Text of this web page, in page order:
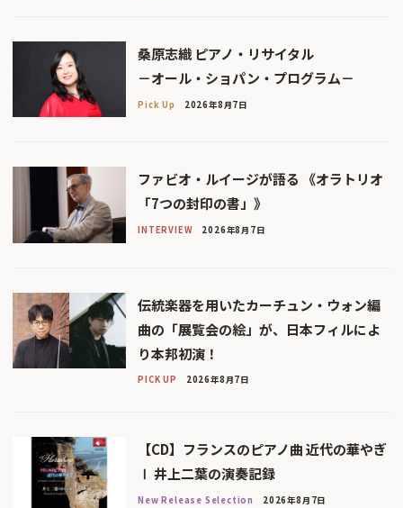
桑原志織 ピアノ・リサイタル
－オール・ショパン・プログラム－
Pick Up 2026年8月7日
ファビオ・ルイージが語る 《オラトリオ
「7つの封印の書」》
INTERVIEW 2026年8月7日
伝統楽器を用いたカーチュン・ウォン編
曲の「展覧会の絵」が、日本フィルによ
り本邦初演！
PICK UP 2026年8月7日
【CD】フランスのピアノ曲 近代の華やぎ
Ⅰ 井上二葉の演奏記録
New Release Selection 2026年8月7日